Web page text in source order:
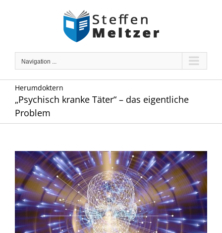
Navigation ...
Herumdoktern
„Psychisch kranke Täter“ – das eigentliche
Problem
Zeige
grösseres
Bild